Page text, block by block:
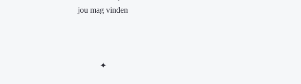
jou mag vinden
✦